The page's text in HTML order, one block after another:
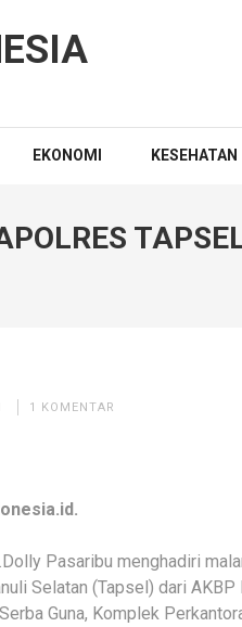
EKONOMI KESEHATAN
1 KOMENTAR
Pasaribu menghadiri
Selatan (Tapsel) dari
Guna, Komplek